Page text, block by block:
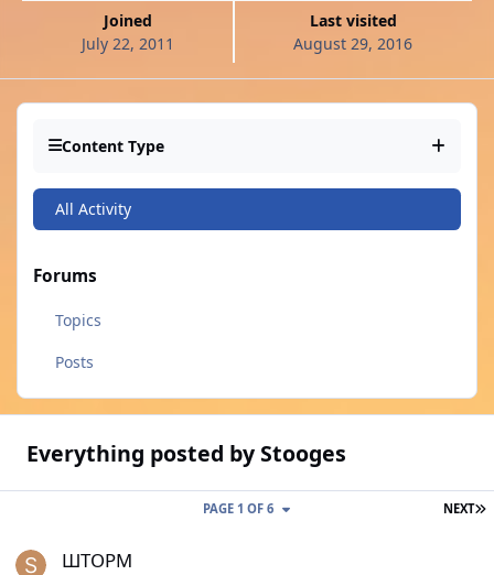
Joined
July 22, 2011
Last visited
August 29, 2016
Content Type
All Activity
Forums
Topics
Posts
Everything posted by Stooges
NEXT
PAGE 1 OF 6
ШТОРМ